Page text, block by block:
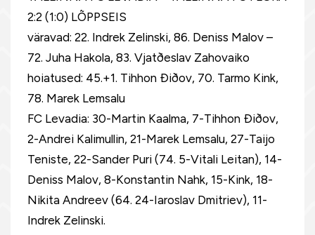
2:2 (1:0) LÕPPSEIS
väravad: 22. Indrek Zelinski, 86. Deniss Malov –
72. Juha Hakola, 83. Vjatðeslav Zahovaiko
hoiatused: 45.+1. Tihhon Ðiðov, 70. Tarmo Kink,
78. Marek Lemsalu
FC Levadia: 30-Martin Kaalma, 7-Tihhon Ðiðov,
2-Andrei Kalimullin, 21-Marek Lemsalu, 27-Taijo
Teniste, 22-Sander Puri (74. 5-Vitali Leitan), 14-
Deniss Malov, 8-Konstantin Nahk, 15-Kink, 18-
Nikita Andreev (64. 24-Iaroslav Dmitriev), 11-
Indrek Zelinski.